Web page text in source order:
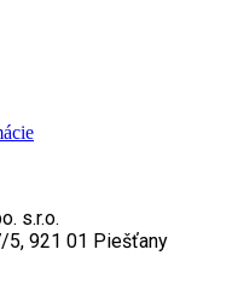
s.r.o.
5, 921 01 Piešťany